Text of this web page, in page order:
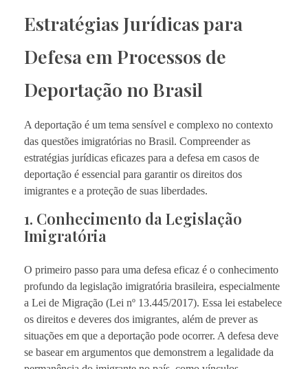
Estratégias Jurídicas para
Defesa em Processos de
Deportação no Brasil
A deportação é um tema sensível e complexo no contexto
das questões imigratórias no Brasil. Compreender as
estratégias jurídicas eficazes para a defesa em casos de
deportação é essencial para garantir os direitos dos
imigrantes e a proteção de suas liberdades.
1. Conhecimento da Legislação
Imigratória
O primeiro passo para uma defesa eficaz é o conhecimento
profundo da legislação imigratória brasileira, especialmente
a Lei de Migração (Lei nº 13.445/2017). Essa lei estabelece
os direitos e deveres dos imigrantes, além de prever as
situações em que a deportação pode ocorrer. A defesa deve
se basear em argumentos que demonstrem a legalidade da